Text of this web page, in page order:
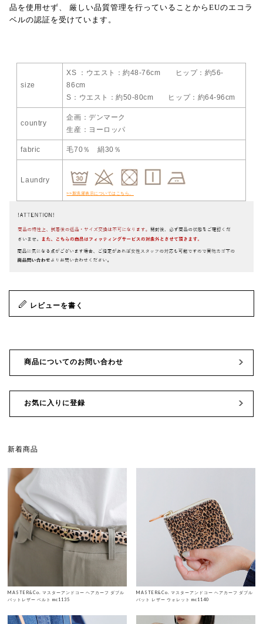
品を使用せず、 厳しい品質管理を行っていることからEUのエコラ
ベルの認証を受けています。
size
XS ：ウエスト：約48-76cm ヒップ：約56-
86cm
S：ウエスト：約50-80cm ヒップ：約64-96cm
country
企画：デンマーク
生産：ヨーロッパ
fabric 毛70％ 絹30％
Laundry
>>新洗濯表示についてはこちら。
レビューを書く
商品についてのお問い合わせ
お気に入りに登録
新着商品
MASTER&Co. マスターアンドコー ヘアカーフ ダブル
バットレザー ベルト mc1135
MASTER&Co. マスターアンドコー ヘアカーフ ダブル
バット レザー ウォレット mc1140